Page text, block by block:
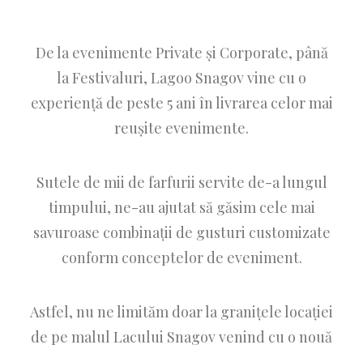
De la evenimente Private și Corporate, până
la Festivaluri, Lagoo Snagov vine cu o
experiență de peste 5 ani în livrarea celor mai
reușite evenimente.
Sutele de mii de farfurii servite de-a lungul
timpului, ne-au ajutat să găsim cele mai
savuroase combinații de gusturi customizate
conform conceptelor de eveniment.
Astfel, nu ne limităm doar la granițele locației
de pe malul Lacului Snagov venind cu o nouă